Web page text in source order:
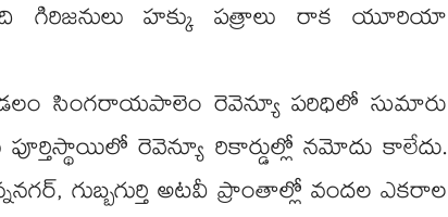
గిరిజనులు హక్కు పత్రాలు రాక యూరియా
సింగరాయపాలెం రెవెన్యూ పరిధిలో సుమారు
రెవెన్యూ రికార్డుల్లో నమోదు కాలేదు.
గుబ్బగుర్తి అటవీ ప్రాంతాల్లో వందల ఎకరాల